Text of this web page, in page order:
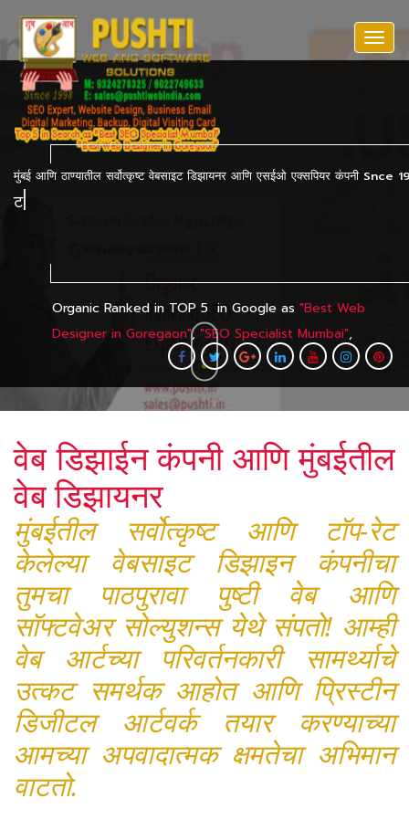
मुंबई आणि ठाण्यातील सर्वोत्कृष्ट वेबसाइट डिझायनर आणि एसईओ एक्सपियर कंपनी Snce
500+ वेब डिझाईन,
Organic Ranked in TOP 5 in Google as "Best Web
Designer in Goregaon","SEO Specialist Mumbai",
वेब डिझाईन कंपनी आणि मुंबईतील
वेब डिझायनर
मुंबईतील सर्वोत्कृष्ट आणि टॉप-रेट
केलेल्या वेबसाइट डिझाइन कंपनीचा
तुमचा पाठपुरावा पुष्टी वेब आणि
सॉफ्टवेअर सोल्युशन्स येथे संपतो! आम्ही
वेब आर्टच्या परिवर्तनकारी सामर्थ्याचे
उत्कट समर्थक आहोत आणि प्रिस्टीन
डिजीटल आर्टवर्क तयार करण्याच्या
आमच्या अपवादात्मक क्षमतेचा अभिमान
वाटतो.